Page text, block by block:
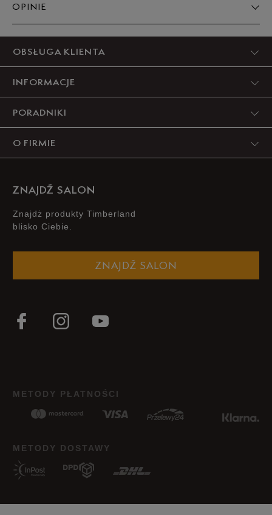
OPINIE
OBSŁUGA KLIENTA
INFORMACJE
PORADNIKI
O FIRMIE
ZNAJDŹ SALON
Znajdż produkty Timberland
blisko Ciebie.
ZNAJDŹ SALON
METODY PŁATNOŚCI
METODY DOSTAWY